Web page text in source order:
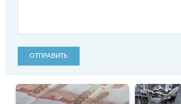
ОТПРАВИТЬ